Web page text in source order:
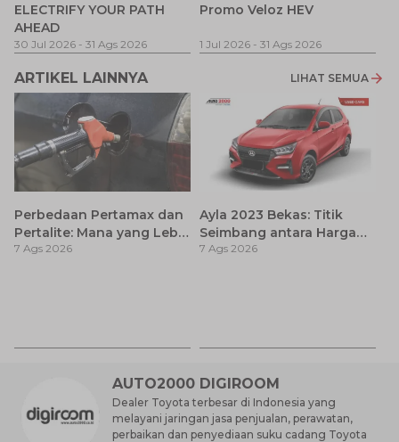
ELECTRIFY YOUR PATH
AHEAD
30 Jul 2026 - 31 Ags 2026
Promo Veloz HEV
1 Jul 2026 - 31 Ags 2026
ARTIKEL LAINNYA LIHAT SEMUA
Perbedaan Pertamax dan
Pertalite: Mana yang Lebih
Baik untuk Mobil Toyota
7 Ags 2026
Ayla 2023 Bekas: Titik
Seimbang antara Harga
dan Pembaruan Teknologi
7 Ags 2026
AUTO2000 DIGIROOM
Dealer Toyota terbesar di Indonesia yang
melayani jaringan jasa penjualan, perawatan,
perbaikan dan penyediaan suku cadang Toyota